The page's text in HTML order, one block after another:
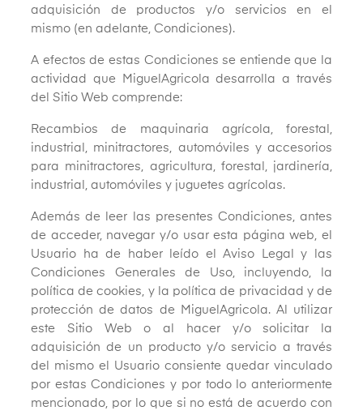
adquisición de productos y/o servicios en el
mismo (en adelante, Condiciones).
A efectos de estas Condiciones se entiende que la
actividad que MiguelAgricola desarrolla a través
del Sitio Web comprende:
Recambios de maquinaria agrícola, forestal,
industrial, minitractores, automóviles y accesorios
para minitractores, agricultura, forestal, jardinería,
industrial, automóviles y juguetes agrícolas.
Además de leer las presentes Condiciones, antes
de acceder, navegar y/o usar esta página web, el
Usuario ha de haber leído el Aviso Legal y las
Condiciones Generales de Uso, incluyendo, la
política de cookies, y la política de privacidad y de
protección de datos de MiguelAgricola. Al utilizar
este Sitio Web o al hacer y/o solicitar la
adquisición de un producto y/o servicio a través
del mismo el Usuario consiente quedar vinculado
por estas Condiciones y por todo lo anteriormente
mencionado, por lo que si no está de acuerdo con